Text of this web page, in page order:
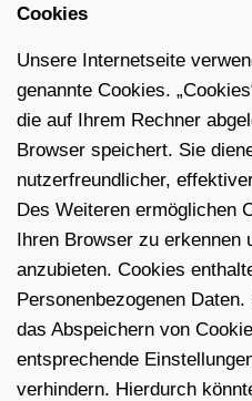
Cookies
Unsere Internetseite
genannte Cookies.
die auf Ihrem Rechner
Browser speichert. Sie
nutzerfreundlicher,
Des Weiteren ermöglichen
Ihren Browser zu erkennen
anzubieten. Cookies
Personenbezogenen
das Abspeichern von
entsprechende
verhindern. Hierdurch